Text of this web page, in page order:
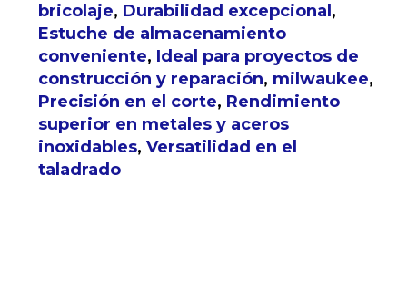
Go to shop
bricolaje, Durabilidad excepcional ,
Estuche de almacenamiento
conveniente, Ideal para proyectos de
construcción y reparación, milwaukee,
Precisión en el corte, Rendimiento
superior en metales y aceros
inoxidables, Versatilidad en el
taladrado